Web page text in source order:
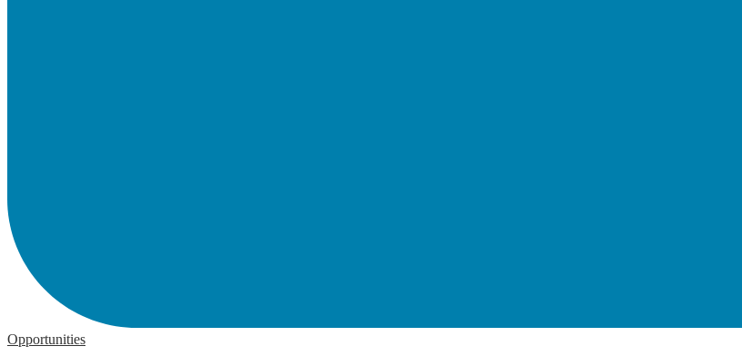
Opportunities